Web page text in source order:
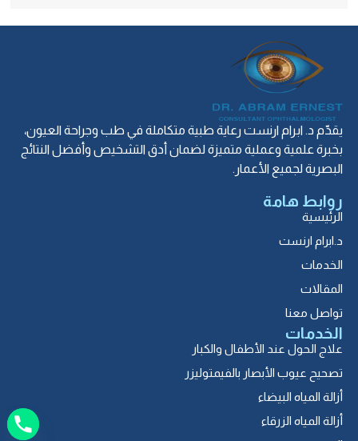
يقدّم د. ابرام ارنست رعاية طبية متكاملة في طب وجراحة العيون،
بخبرة علمية وعملية متميزة لضمان أدق التشخيص وأفضل النتائج
البصرية لجميع الأعمار.
روابط هامة
الرئيسية
د.ابرام ارنست
الخدمات
المقالات
تواصل معنا
الخدمات
علاج الحول عند الأطفال والكبار
تصحيح عيوب الأبصار بالفيمتوليزر
أزالة المياه البيضاء
أزالة المياه الزرقاء